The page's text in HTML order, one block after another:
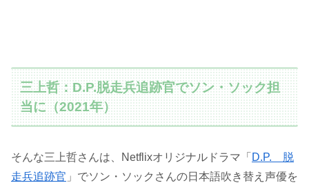
三上哲：D.P.脱走兵追跡官でソン・ソック担
当に（2021年）
そんな三上哲さんは、Netflixオリジナルドラマ「 D.P. 脱
走兵追跡官 」でソン・ソックさんの日本語吹き替え声優を